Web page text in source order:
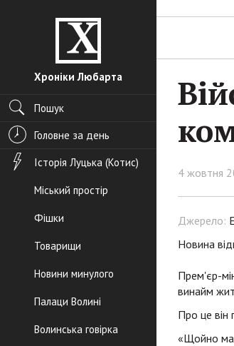
Хроніки Любарта
Пошук
Головне за день
Історія Луцька (Котис)
Міський простір
Фішки
Товарищи
Новини минулого
Палаци Волині
Волинська говірка
4 жовтня
Джерело:
Новина
Прем'єр-
винайм
Про це він
«Щойно